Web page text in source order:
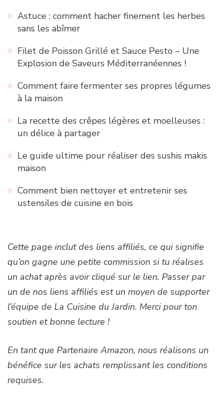
Astuce : comment hacher finement les herbes
sans les abîmer
Filet de Poisson Grillé et Sauce Pesto – Une
Explosion de Saveurs Méditerranéennes !
Comment faire fermenter ses propres légumes
à la maison
La recette des crêpes légères et moelleuses :
un délice à partager
Le guide ultime pour réaliser des sushis makis
maison
Comment bien nettoyer et entretenir ses
ustensiles de cuisine en bois
Cette page inclut des liens affiliés, ce qui signifie
qu’on gagne une petite commission si tu réalises
un achat après avoir cliqué sur le lien. Passer par
un de nos liens affiliés est un moyen de supporter
l’équipe de La Cuisine du Jardin. Merci pour ton
soutien et bonne lecture !
En tant que Partenaire Amazon, nous réalisons un
bénéfice sur les achats remplissant les conditions
requises.